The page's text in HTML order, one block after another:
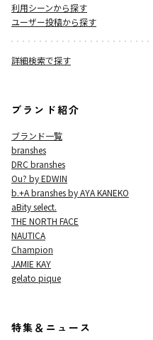
利用シーンから探す
ユーザー投稿から探す
詳細検索で探す
ブランド紹介
ブランド一覧
branshes
DRC branshes
Ou? by EDWIN
b.+A branshes by AYA KANEKO
aBity select.
THE NORTH FACE
NAUTICA
Champion
JAMIE KAY
gelato pique
特集＆ニュース